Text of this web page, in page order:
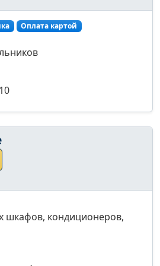
Оплата картой
шкафов, кондиционеров,